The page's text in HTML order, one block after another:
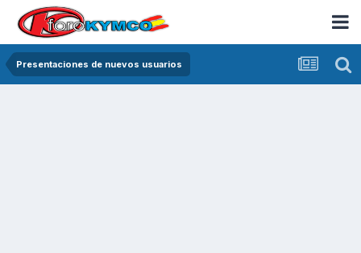
Presentaciones de nuevos usuarios